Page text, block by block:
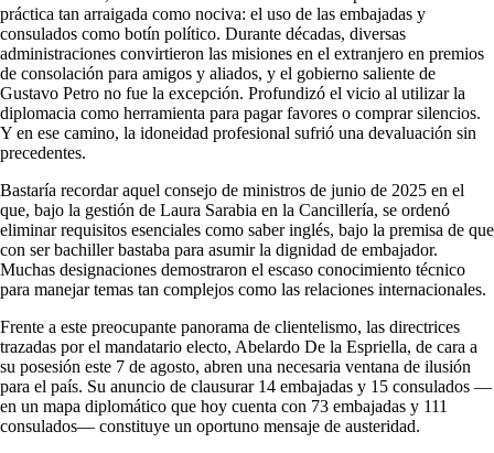
práctica tan arraigada como nociva: el uso de las embajadas y
consulados como botín político. Durante décadas, diversas
administraciones convirtieron las misiones en el extranjero en premios
de consolación para amigos y aliados, y el gobierno saliente de
Gustavo Petro no fue la excepción. Profundizó el vicio al utilizar la
diplomacia como herramienta para pagar favores o comprar silencios.
Y en ese camino, la idoneidad profesional sufrió una devaluación sin
precedentes.
Bastaría recordar aquel consejo de ministros de junio de 2025 en el
que, bajo la gestión de Laura Sarabia en la Cancillería, se ordenó
eliminar requisitos esenciales como saber inglés, bajo la premisa de que
con ser bachiller bastaba para asumir la dignidad de embajador.
Muchas designaciones demostraron el escaso conocimiento técnico
para manejar temas tan complejos como las relaciones internacionales.
Frente a este preocupante panorama de clientelismo, las directrices
trazadas por el mandatario electo, Abelardo De la Espriella, de cara a
su posesión este 7 de agosto, abren una necesaria ventana de ilusión
para el país. Su anuncio de clausurar 14 embajadas y 15 consulados —
en un mapa diplomático que hoy cuenta con 73 embajadas y 111
consulados— constituye un oportuno mensaje de austeridad.